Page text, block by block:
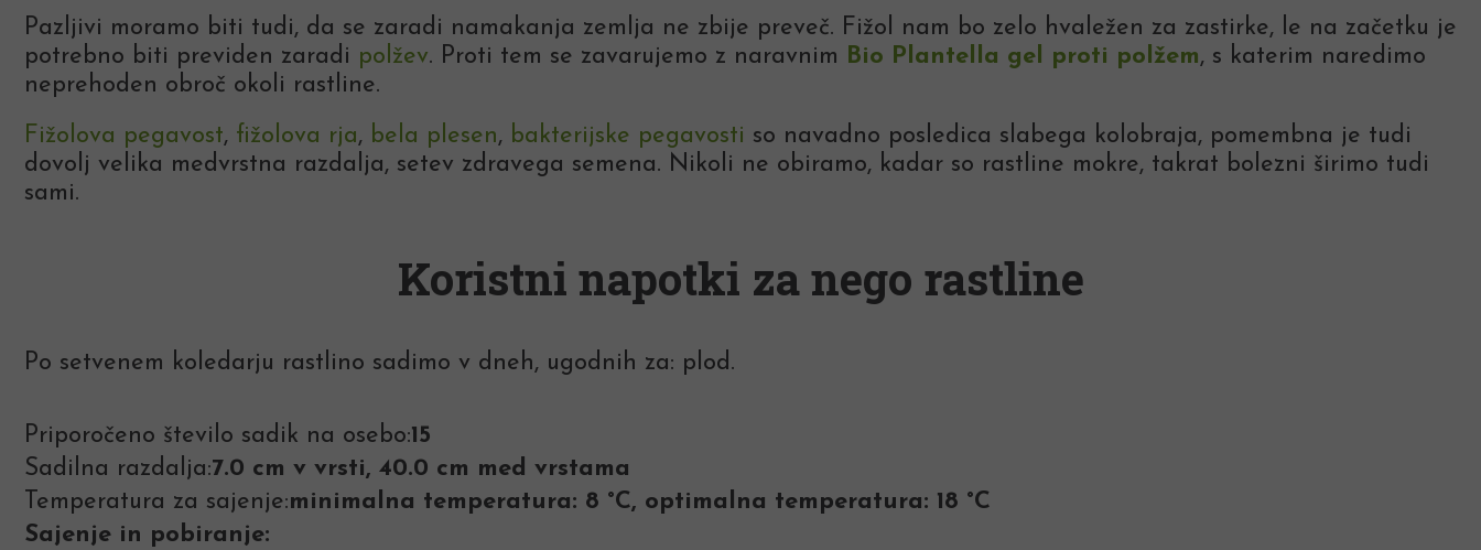
Pazljivi moramo biti tudi, da se zaradi namakanja zemlja ne zbije preveč. Fižol nam bo zelo hvaležen za zastirke, le na začetku je
potrebno biti previden zaradi polžev. Proti tem se zavarujemo z naravnim Bio Plantella gel proti polžem, s katerim naredimo
neprehoden obroč okoli rastline.
Fižolova pegavost, fižolova rja, bela plesen, bakterijske pegavosti so navadno posledica slabega kolobraja, pomembna je tudi
dovolj velika medvrstna razdalja, setev zdravega semena. Nikoli ne obiramo, kadar so rastline mokre, takrat bolezni širimo tudi
sami.
Koristni napotki za nego rastline
Po setvenem koledarju rastlino sadimo v dneh, ugodnih za: plod.
Priporočeno število sadik na osebo:15
Sadilna razdalja:7.0 cm v vrsti, 40.0 cm med vrstama
Temperatura za sajenje:minimalna temperatura: 8 °C, optimalna temperatura: 18 °C
Sajenje in pobiranje: